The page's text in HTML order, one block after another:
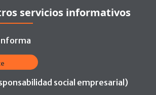
servicios informativos
social empresarial)